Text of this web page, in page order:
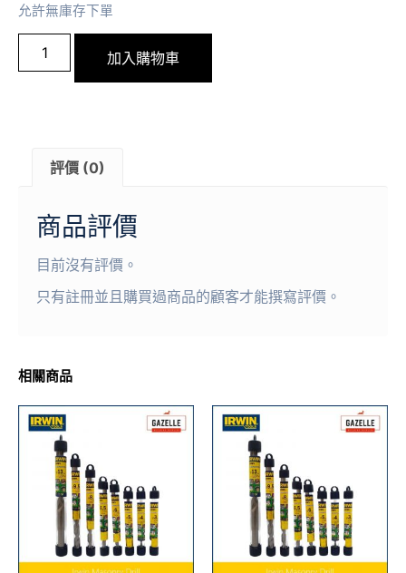
允許無庫存下單
加入購物車
評價 (0)
商品評價
目前沒有評價。
只有註冊並且購買過商品的顧客才能撰寫評價。
相關商品